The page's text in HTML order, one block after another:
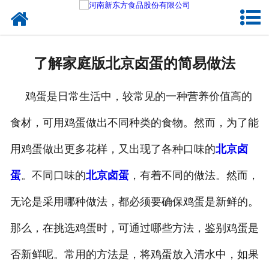
加入新东方
联系我们
了解家庭版北京卤蛋的简易做法
鸡蛋是日常生活中，较常见的一种营养价值高的
食材，可用鸡蛋做出不同种类的食物。然而，为了能
用鸡蛋做出更多花样，又出现了各种口味的北京卤
蛋。不同口味的北京卤蛋，有着不同的做法。然而，
无论是采用哪种做法，都必须要确保鸡蛋是新鲜的。
那么，在挑选鸡蛋时，可通过哪些方法，鉴别鸡蛋是
否新鲜呢。常用的方法是，将鸡蛋放入清水中，如果